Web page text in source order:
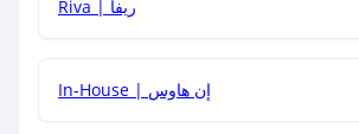
Riva | ريفا
In-House | إن هاوس